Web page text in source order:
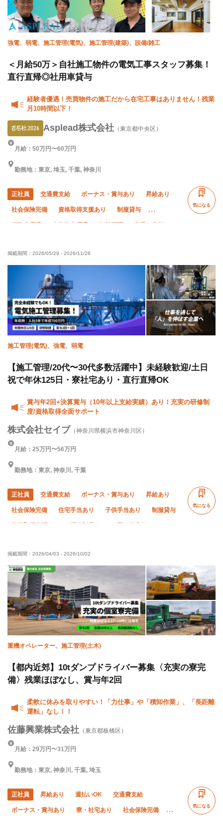
強電、弱電、施工管理(電気)、施工管理(建築)、設備/雑工
＜月給50万＞自社施工物件の電気工事スタッフ募集！
直行直帰◎社用車貸与
経験者優遇！売買物件の施工だから在宅工事はありません！残業
月10時間以下！
Asplead株式会社 （東京都中央区）
月給：50万円〜60万円
勤務地：東京, 埼玉, 千葉, 神奈川
正社員 交通費支給 ボーナス・賞与あり 昇給あり
社会保険完備 資格取得支援あり 制服貸与
車・バイク通勤OK
気になる
掲載期間： 2026/05/29 - 2026/11/28
施工管理(電気)、強電、弱電
【施工管理/20代〜30代多数活躍中】未経験歓迎/土日
祝で年休125日・寮社宅あり・直行直帰OK
賞与年2回+決算賞与（10年以上支給実績）あり！充実の研修制
度/資格取得全面サポート
株式会社セイブ （神奈川県横浜市神奈川区）
月給：25万円〜56万円
勤務地：東京, 神奈川, 千葉
正社員 交通費支給 ボーナス・賞与あり 昇給あり
社会保険完備 住宅手当あり 子供手当あり 制服貸与
資格取得支援あり 研修制度あり 寮・社宅あり
直帰・直行OK 年末年始休暇
完全週休二日制
気になる
掲載期間： 2026/04/03 - 2026/10/02
重機オペレーター、施工管理(土木)
【都内近郊】10tダンプドライバー募集〈充実の寮完
備〉残業ほぼなし、賞与年2回
柔軟に休みを取りやすい！「力仕事」や「積卸作業」、「長距離
運転」なし！！
佐藤興業株式会社 （東京都板橋区）
月給：29万円〜31万円
勤務地：東京, 神奈川, 千葉, 埼玉
正社員 昇給あり 週払いOK 交通費支給
ボーナス・賞与あり 寮・社宅あり 社会保険完備
気になる